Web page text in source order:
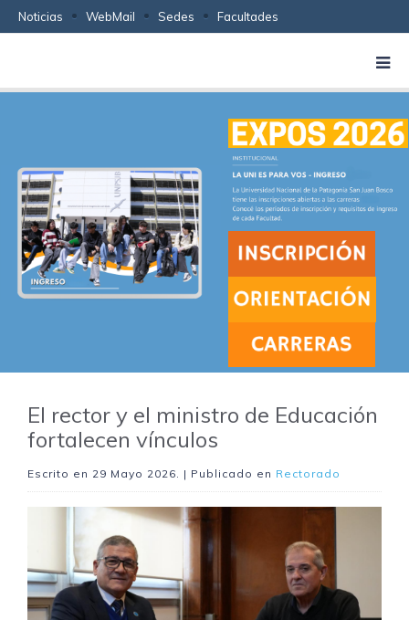
Noticias WebMail Sedes Facultades
El rector y el ministro de Educación
fortalecen vínculos
Escrito en 29 Mayo 2026. | Publicado en Rectorado